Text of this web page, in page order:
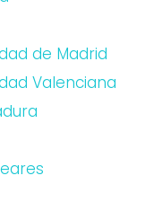
de Madrid
Valenciana